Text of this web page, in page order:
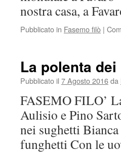
nostra casa, a
Pubblicato in Fasemo filò |
La polenta
Pubblicato il 7 Agosto 2016da
FASEMO FILO’
Aulisio e Pino
nei sughetti
funghetti Con le